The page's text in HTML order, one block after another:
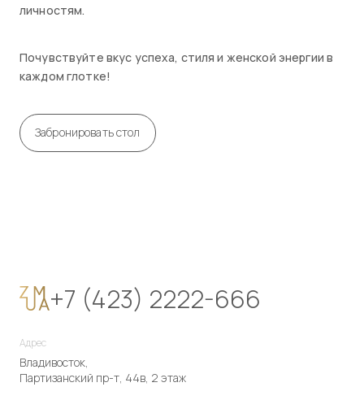
личностям.
Почувствуйте вкус успеха, стиля и женской энергии в
каждом глотке!
Забронировать стол
+7 (423) 2222-666
Адрес
Владивосток,
Партизанский пр-т, 44в, 2 этаж